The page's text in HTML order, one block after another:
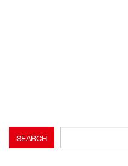
SEARCH